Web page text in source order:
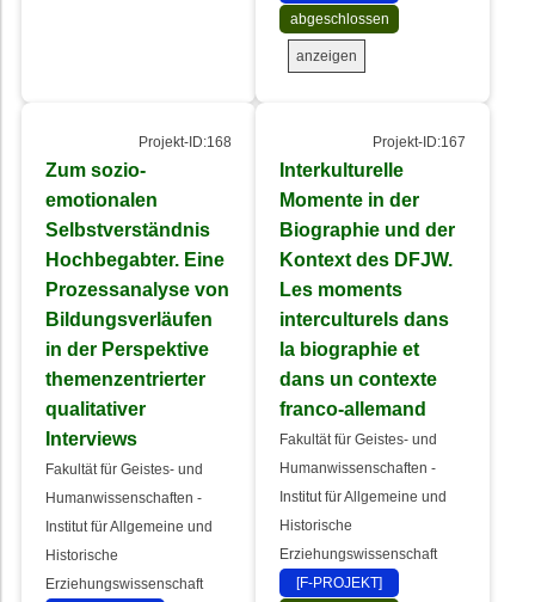
abgeschlossen
anzeigen
Projekt-ID:168
Zum sozio-
emotionalen
Selbstverständnis
Hochbegabter. Eine
Prozessanalyse von
Bildungsverläufen
in der Perspektive
themenzentrierter
qualitativer
Interviews
Fakultät für Geistes- und
Humanwissenschaften -
Institut für Allgemeine und
Historische
Erziehungswissenschaft
Projekt-ID:167
Interkulturelle
Momente in der
Biographie und der
Kontext des DFJW.
Les moments
interculturels dans
la biographie et
dans un contexte
franco-allemand
Fakultät für Geistes- und
Humanwissenschaften -
Institut für Allgemeine und
Historische
Erziehungswissenschaft
[F-PROJEKT]